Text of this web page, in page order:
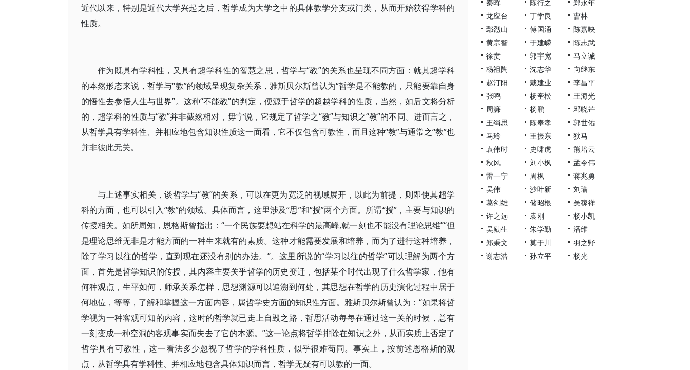
近代以来，特别是近代大学兴起之后，哲学成为大学之中的具体教学分支或门类，从而开始获得学科的
性质。
作为既具有学科性，又具有超学科性的智慧之思，哲学与“教”的关系也呈现不同方面：就其超学科
的本然形态来说，哲学与“教”的领域呈现复杂关系，雅斯贝尔斯曾认为“哲学是不能教的，只能要靠自身
的悟性去参悟人生与世界”。这种“不能教”的判定，便源于哲学的超越学科的性质，当然，如后文将分析
的，超学科的性质与“教”并非截然相对，毋宁说，它规定了哲学之“教”与知识之“教”的不同。进而言之，
从哲学具有学科性、并相应地包含知识性质这一面看，它不仅包含可教性，而且这种“教”与通常之“教”也
并非彼此无关。
与上述事实相关，谈哲学与“教”的关系，可以在更为宽泛的视域展开，以此为前提，则即使其超学
科的方面，也可以引入“教”的领域。具体而言，这里涉及“思”和“授”两个方面。所谓“授”，主要与知识的
传授相关。如所周知，恩格斯曾指出：“一个民族要想站在科学的最高峰,就一刻也不能没有理论思维”“但
是理论思维无非是才能方面的一种生来就有的素质。这种才能需要发展和培养，而为了进行这种培养，
除了学习以往的哲学，直到现在还没有别的办法。”。这里所说的“学习以往的哲学”可以理解为两个方
面，首先是哲学知识的传授，其内容主要关乎哲学的历史变迁，包括某个时代出现了什么哲学家，他有
何种观点，生平如何，师承关系怎样，思想渊源可以追溯到何处，其思想在哲学的历史演化过程中居于
何地位，等等，了解和掌握这一方面内容，属哲学史方面的知识性方面。雅斯贝尔斯曾认为：“如果将哲
学视为一种客观可知的内容，这时的哲学就已走上自毁之路，哲思活动每每在通过这一关的时候，总有
一刻变成一种空洞的客观事实而失去了它的本源。”这一论点将哲学排除在知识之外，从而实质上否定了
哲学具有可教性，这一看法多少忽视了哲学的学科性质，似乎很难苟同。事实上，按前述恩格斯的观
点，从哲学具有学科性、并相应地包含具体知识而言，哲学无疑有可以教的一面。
秦晖 陈行之
郑永年
龙应台
丁学良
曹林
鄢烈山
傅国涌
陈嘉映
黄宗智
于建嵘
陈志武
徐贲
郭宇宽
马立诚
杨祖陶
沈志华
向继东
赵汀阳
戴建业
李昌平
张鸣
杨奎松
王海光
周濂
杨鹏
邓晓芒
王缉思
陈奉孝
郭世佑
马玲
王振东
狄马
袁伟时
史啸虎
熊培云
秋风
刘小枫
孟令伟
雷一宁
周枫
蒋兆勇
吴伟
沙叶新
刘瑜
葛剑雄
储昭根
吴稼祥
许之远
袁刚
杨小凯
吴励生
朱学勤
潘维
郑秉文
莫于川
羽之野
谢志浩
孙立平 杨光